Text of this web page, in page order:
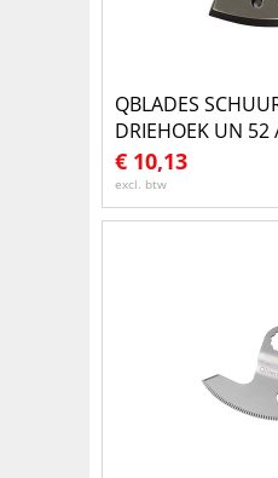
QBLADES
DRIEHOEK UN 52
€ 10,13
excl. btw